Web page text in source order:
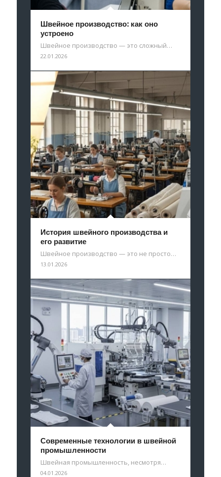
Швейное производство: как оно
устроено
Швейное производство — это сложный…
22.01.2026
История швейного производства и
его развитие
Швейное производство — это не просто…
13.01.2026
Современные технологии в швейной
промышленности
Швейная промышленность, несмотря…
04.01.2026